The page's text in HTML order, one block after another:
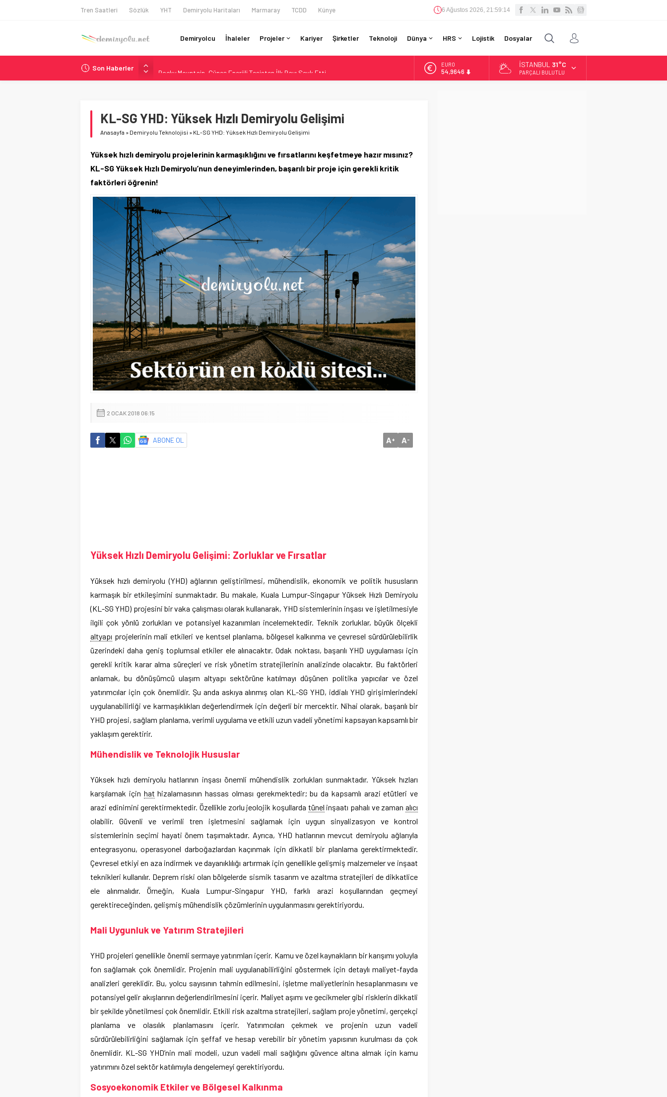
Tren Saatleri Sözlük YHT Demiryolu Haritaları Marmaray TCDD Künye 6 Ağustos 2026, 21:59:15
Demiryolcu İhaleler Projeler Kariyer Şirketler Teknoloji Dünya HRS Lojistik Dosyalar
Son Haberler
Rocky Mountain, Güneş Enerjili Tesisten İlk Rayı Sevk Etti
AAR, MIT ve Berkeley Dahil 4 Üniversiteyle Araştırma Konsorsiyumu Başlattı
Madrid 6. Hat 2027’de Sürücüsüz: Kapasite %70 Artacak
NJ Transit’ten Tarihi Bütçe: 46 Yılın Rekoru Onaylandı
ALTIN
6.488,95
İSTANBUL 31°C
PARÇALI BULUTLU
KL-SG YHD: Yüksek Hızlı Demiryolu Gelişimi
Anasayfa » Demiryolu Teknolojisi » KL-SG YHD: Yüksek Hızlı Demiryolu Gelişimi
Yüksek hızlı demiryolu projelerinin karmaşıklığını ve fırsatlarını keşfetmeye hazır mısınız?
KL-SG Yüksek Hızlı Demiryolu’nun deneyimlerinden, başarılı bir proje için gerekli kritik
faktörleri öğrenin!
2 OCAK 2018 06:15
ABONE OL A+ A-
Yüksek Hızlı Demiryolu Gelişimi: Zorluklar ve Fırsatlar
Yüksek hızlı demiryolu (YHD) ağlarının geliştirilmesi, mühendislik, ekonomik ve politik hususların
karmaşık bir etkileşimini sunmaktadır. Bu makale, Kuala Lumpur-Singapur Yüksek Hızlı Demiryolu
(KL-SG YHD) projesini bir vaka çalışması olarak kullanarak, YHD sistemlerinin inşası ve işletilmesiyle
ilgili çok yönlü zorlukları ve potansiyel kazanımları incelemektedir. Teknik zorluklar, büyük ölçekli
altyapı projelerinin mali etkileri ve kentsel planlama, bölgesel kalkınma ve çevresel sürdürülebilirlik
üzerindeki daha geniş toplumsal etkiler ele alınacaktır. Odak noktası, başarılı YHD uygulaması için
gerekli kritik karar alma süreçleri ve risk yönetim stratejilerinin analizinde olacaktır. Bu faktörleri
anlamak, bu dönüşümcü ulaşım altyapı sektörüne katılmayı düşünen politika yapıcılar ve özel
yatırımcılar için çok önemlidir. Şu anda askıya alınmış olan KL-SG YHD, iddialı YHD girişimlerindeki
uygulanabilirliği ve karmaşıklıkları değerlendirmek için değerli bir mercektir. Nihai olarak, başarılı bir
YHD projesi, sağlam planlama, verimli uygulama ve etkili uzun vadeli yönetimi kapsayan kapsamlı bir
yaklaşım gerektirir.
Mühendislik ve Teknolojik Hususlar
Yüksek hızlı demiryolu hatlarının inşası önemli mühendislik zorlukları sunmaktadır. Yüksek hızları
karşılamak için hat hizalamasının hassas olması gerekmektedir; bu da kapsamlı arazi etütleri ve
arazi edinimini gerektirmektedir. Özellikle zorlu jeolojik koşullarda tünel inşaatı pahalı ve zamanalıcı
olabilir. Güvenli ve verimli tren işletmesini sağlamak için uygun sinyalizasyon ve kontrol
sistemlerinin seçimi hayati önem taşımaktadır. Ayrıca, YHD hatlarının mevcut demiryolu ağlarıyla
entegrasyonu, operasyonel darboğazlardan kaçınmak için dikkatli bir planlama gerektirmektedir.
Çevresel etkiyi en aza indirmek ve dayanıklılığı artırmak için genellikle gelişmiş malzemeler ve inşaat
teknikleri kullanılır. Deprem riski olan bölgelerde sismik tasarım ve azaltma stratejileri de dikkatlice
ele alınmalıdır. Örneğin, Kuala Lumpur-Singapur YHD, farklı arazi koşullarından geçmeyi
gerektireceğinden, gelişmiş mühendislik çözümlerinin uygulanmasını gerektiriyordu.
Mali Uygunluk ve Yatırım Stratejileri
YHD projeleri genellikle önemli sermaye yatırımları içerir. Kamu ve özel kaynakların bir karışımı yoluyla
fon sağlamak çok önemlidir. Projenin mali uygulanabilirliğini göstermek için detaylı maliyet-fayda
analizleri gereklidir. Bu, yolcu sayısının tahmin edilmesini, işletme maliyetlerinin hesaplanmasını ve
potansiyel gelir akışlarının değerlendirilmesini içerir. Maliyet aşımı ve gecikmeler gibi risklerin dikkatli
bir şekilde yönetilmesi çok önemlidir. Etkili risk azaltma stratejileri, sağlam proje yönetimi, gerçekçi
planlama ve olasılık planlamasını içerir. Yatırımcıları çekmek ve projenin uzun vadeli
sürdürülebilirliğini sağlamak için şeffaf ve hesap verebilir bir yönetim yapısının kurulması da çok
önemlidir. KL-SG YHD’nin mali modeli, uzun vadeli mali sağlığını güvence altına almak için kamu
yatırımını özel sektör katılımıyla dengelemeyi gerektiriyordu.
Sosyoekonomik Etkiler ve Bölgesel Kalkınma